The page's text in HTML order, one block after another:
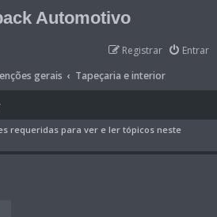
Automotivo
Entrar
Registrar
gerais Tapeçaria e interior
requeridas para ver e ler tópicos neste